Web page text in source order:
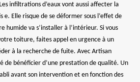
infiltrations d’eaux vont aussi affecter la
e. Elle risque de se déformer sous l’effet de
humide va s’installer à l’intérieur. Si vous
toiture, faites appel en urgence à un
à la recherche de fuite. Avec Artisan
de bénéficier d’une prestation de qualité. Un
avant son intervention et en fonction des